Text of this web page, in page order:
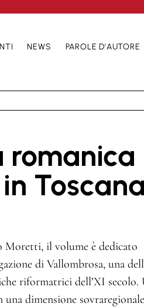
NEWS PAROLE D’AUTORE
romanica
Toscana
il volume è dedicato
di Vallombrosa, una
riformatrici dell’XI secolo.
dimensione